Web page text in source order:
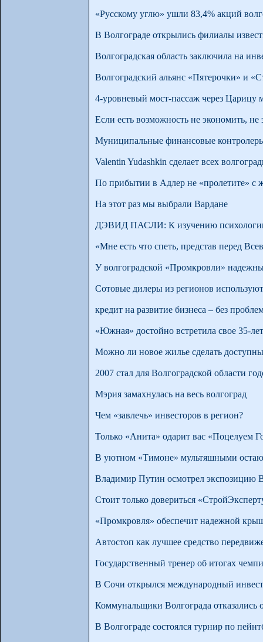
«Русскому углю» ушли 83,4% акций
В Волгограде открылись филиалы
Волгоградская область заключила на
Волгоградский альянс «Пятерочки» и
4-уровневый мост-пассаж через Царицу
Если есть возможность не экономить, не
Муниципальные финансовые
Valentin Yudashkin сделает всех
По прибытии в Адлер не «пролетите» с
На этот раз мы выбрали Вардане
ДЭВИД ПАСЛИ: К изучению психологии
«Мне есть что спеть, представ перед
У волгоградской «Промкровли»
Сотовые дилеры из регионов
кредит на развитие бизнеса – без
«Южная» достойно встретила свое 35-
Можно ли новое жилье сделать
2007 стал для Волгоградской области
Мэрия замахнулась на весь волгоград
Чем «завлечь» инвесторов в регион?
Только «Анита» одарит вас «Поцелуем
В уютном «Тимоне» мультяшными
Владимир Путин осмотрел экспозицию
Стоит только довериться
«Промкровля» обеспечит надежной
Автостоп как лучшее средство
Государственный тренер об итогах
В Сочи открылся международный
Коммунальщики Волгограда отказались
В Волгограде состоялся турнир по